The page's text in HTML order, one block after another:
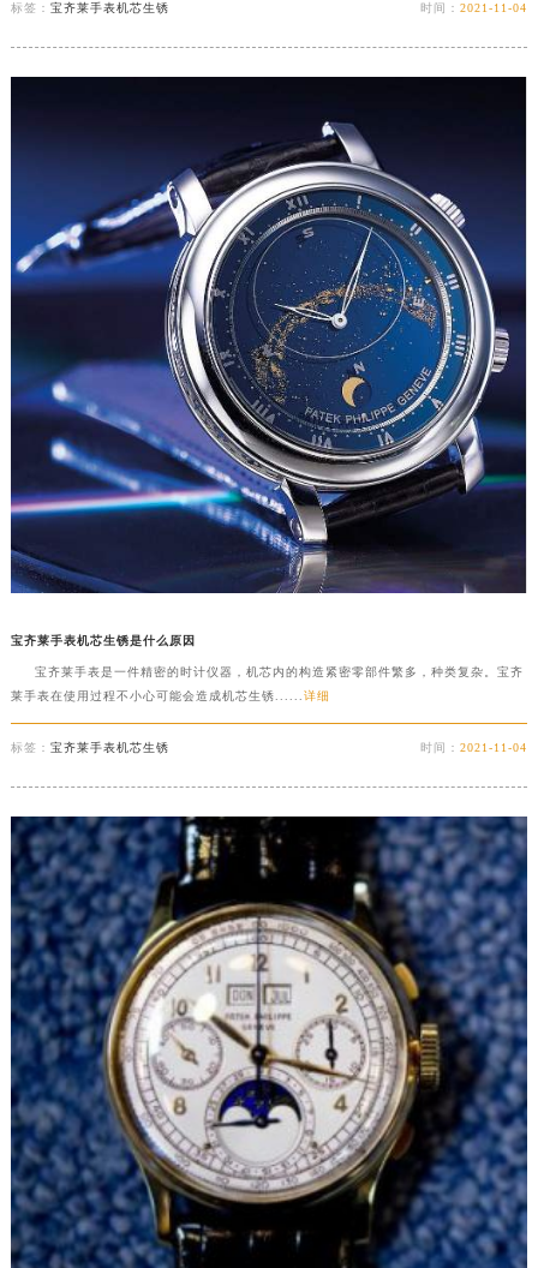
标签： 宝齐莱手表机芯生锈 时间：2021-11-04
宝齐莱手表机芯生锈是什么原因
宝齐莱手表是一件精密的时计仪器，机芯内的构造紧密零部件繁多，种类复杂。宝齐
莱手表在使用过程不小心可能会造成机芯生锈......详细
标签： 宝齐莱手表机芯生锈 时间：2021-11-04